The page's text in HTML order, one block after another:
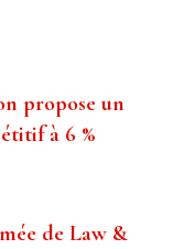
propose un
à 6 %
de Law &